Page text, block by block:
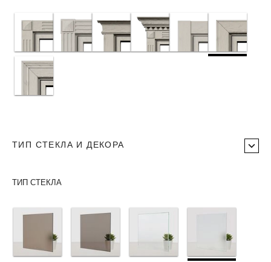
ТИП СТЕКЛА И ДЕКОРА
ТИП СТЕКЛА